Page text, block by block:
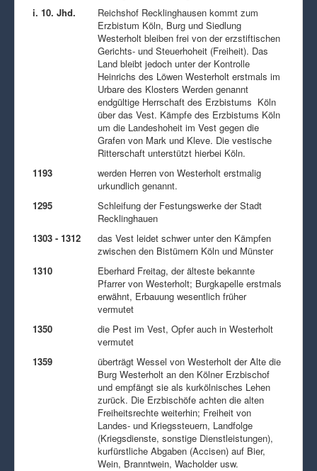
i. 10. Jhd.
Reichshof Recklinghausen kommt zum
Erzbistum Köln, Burg und Siedlung
Westerholt bleiben frei von der erzstiftischen
Gerichts- und Steuerhoheit (Freiheit). Das
Land bleibt jedoch unter der Kontrolle
Heinrichs des Löwen Westerholt erstmals im
Urbare des Klosters Werden genannt
endgültige Herrschaft des Erzbistums Köln
über das Vest. Kämpfe des Erzbistums Köln
um die Landeshoheit im Vest gegen die
Grafen von Mark und Kleve. Die vestische
Ritterschaft unterstützt hierbei Köln.
1193
werden Herren von Westerholt erstmalig
urkundlich genannt.
1295
Schleifung der Festungswerke der Stadt
Recklinghauen
1303 - 1312
das Vest leidet schwer unter den Kämpfen
zwischen den Bistümern Köln und Münster
1310
Eberhard Freitag, der älteste bekannte
Pfarrer von Westerholt; Burgkapelle erstmals
erwähnt, Erbauung wesentlich früher
vermutet
1350
die Pest im Vest, Opfer auch in Westerholt
vermutet
1359
überträgt Wessel von Westerholt der Alte die
Burg Westerholt an den Kölner Erzbischof
und empfängt sie als kurkölnisches Lehen
zurück. Die Erzbischöfe achten die alten
Freiheitsrechte weiterhin; Freiheit von
Landes- und Kriegssteuern, Landfolge
(Kriegsdienste, sonstige Dienstleistungen),
kurfürstliche Abgaben (Accisen) auf Bier,
Wein, Branntwein, Wacholder usw.